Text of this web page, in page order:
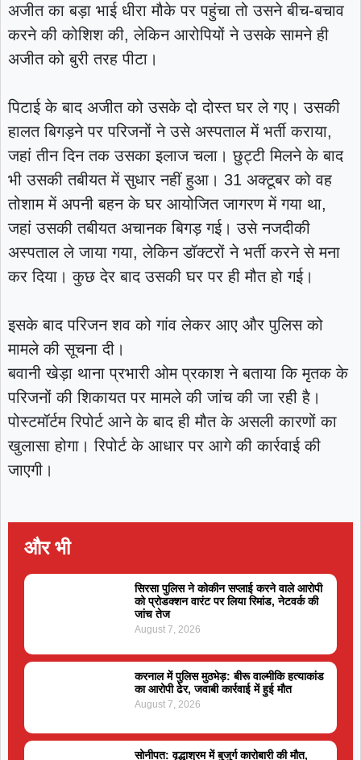
अजीत का बड़ा भाई धीरा मौके पर पहुंचा तो उसने बीच-बचाव
करने की कोशिश की, लेकिन आरोपियों ने उसके सामने ही
अजीत को बुरी तरह पीटा।
पिटाई के बाद अजीत को उसके दो दोस्त घर ले गए। उसकी
हालत बिगड़ने पर परिजनों ने उसे अस्पताल में भर्ती कराया,
जहां तीन दिन तक उसका इलाज चला। छुट्टी मिलने के बाद
भी उसकी तबीयत में सुधार नहीं हुआ। 31 अक्टूबर को वह
तोशाम में अपनी बहन के घर आयोजित जागरण में गया था,
जहां उसकी तबीयत अचानक बिगड़ गई। उसे नजदीकी
अस्पताल ले जाया गया, लेकिन डॉक्टरों ने भर्ती करने से मना
कर दिया। कुछ देर बाद उसकी घर पर ही मौत हो गई।
इसके बाद परिजन शव को गांव लेकर आए और पुलिस को
मामले की सूचना दी।
बवानी खेड़ा थाना प्रभारी ओम प्रकाश ने बताया कि मृतक के
परिजनों की शिकायत पर मामले की जांच की जा रही है।
पोस्टमॉर्टम रिपोर्ट आने के बाद ही मौत के असली कारणों का
खुलासा होगा। रिपोर्ट के आधार पर आगे की कार्रवाई की
जाएगी।
और भी
सिरसा पुलिस ने कोकीन सप्लाई करने वाले आरोपी
को प्रोडक्शन वारंट पर लिया रिमांड, नेटवर्क की
जांच तेज
August 7, 2026
करनाल में पुलिस मुठभेड़: बीरू वाल्मीकि हत्याकांड
का आरोपी ढेर, जवाबी कार्रवाई में हुई मौत
August 7, 2026
सोनीपत: वृद्धाश्रम में बुजुर्ग कारोबारी की मौत,